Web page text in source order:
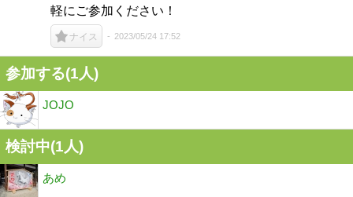
軽にご参加ください！
ナイス 2023/05/24 17:52
参加する(1人)
JOJO
検討中(1人)
あめ